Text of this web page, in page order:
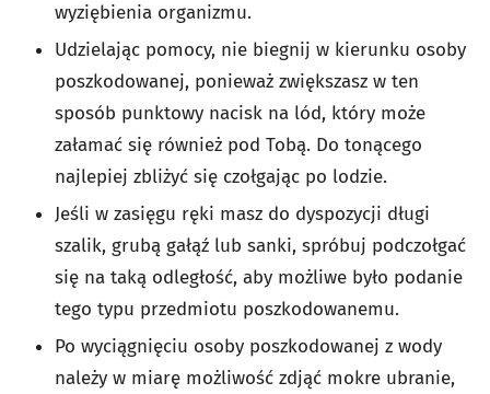
wyziębienia organizmu.
Udzielając pomocy, nie biegnij w kierunku osoby
poszkodowanej, ponieważ zwiększasz w ten
sposób punktowy nacisk na lód, który może
załamać się również pod Tobą. Do tonącego
najlepiej zbliżyć się czołgając po lodzie.
Jeśli w zasięgu ręki masz do dyspozycji długi
szalik, grubą gałąź lub sanki, spróbuj podczołgać
się na taką odległość, aby możliwe było podanie
tego typu przedmiotu poszkodowanemu.
Po wyciągnięciu osoby poszkodowanej z wody
należy w miarę możliwość zdjąć mokre ubranie,